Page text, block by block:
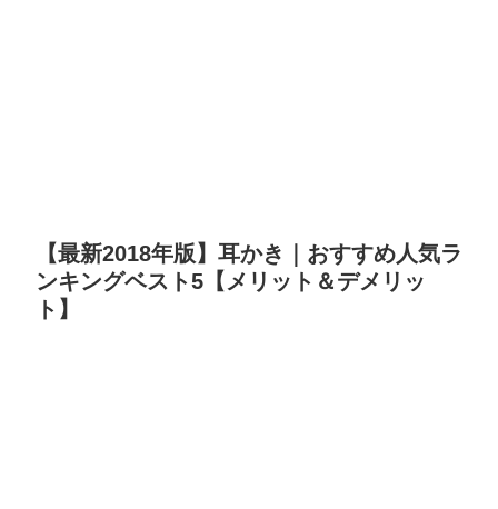
【最新2018年版】耳かき｜おすすめ人気ラ
ンキングベスト5【メリット＆デメリッ
ト】